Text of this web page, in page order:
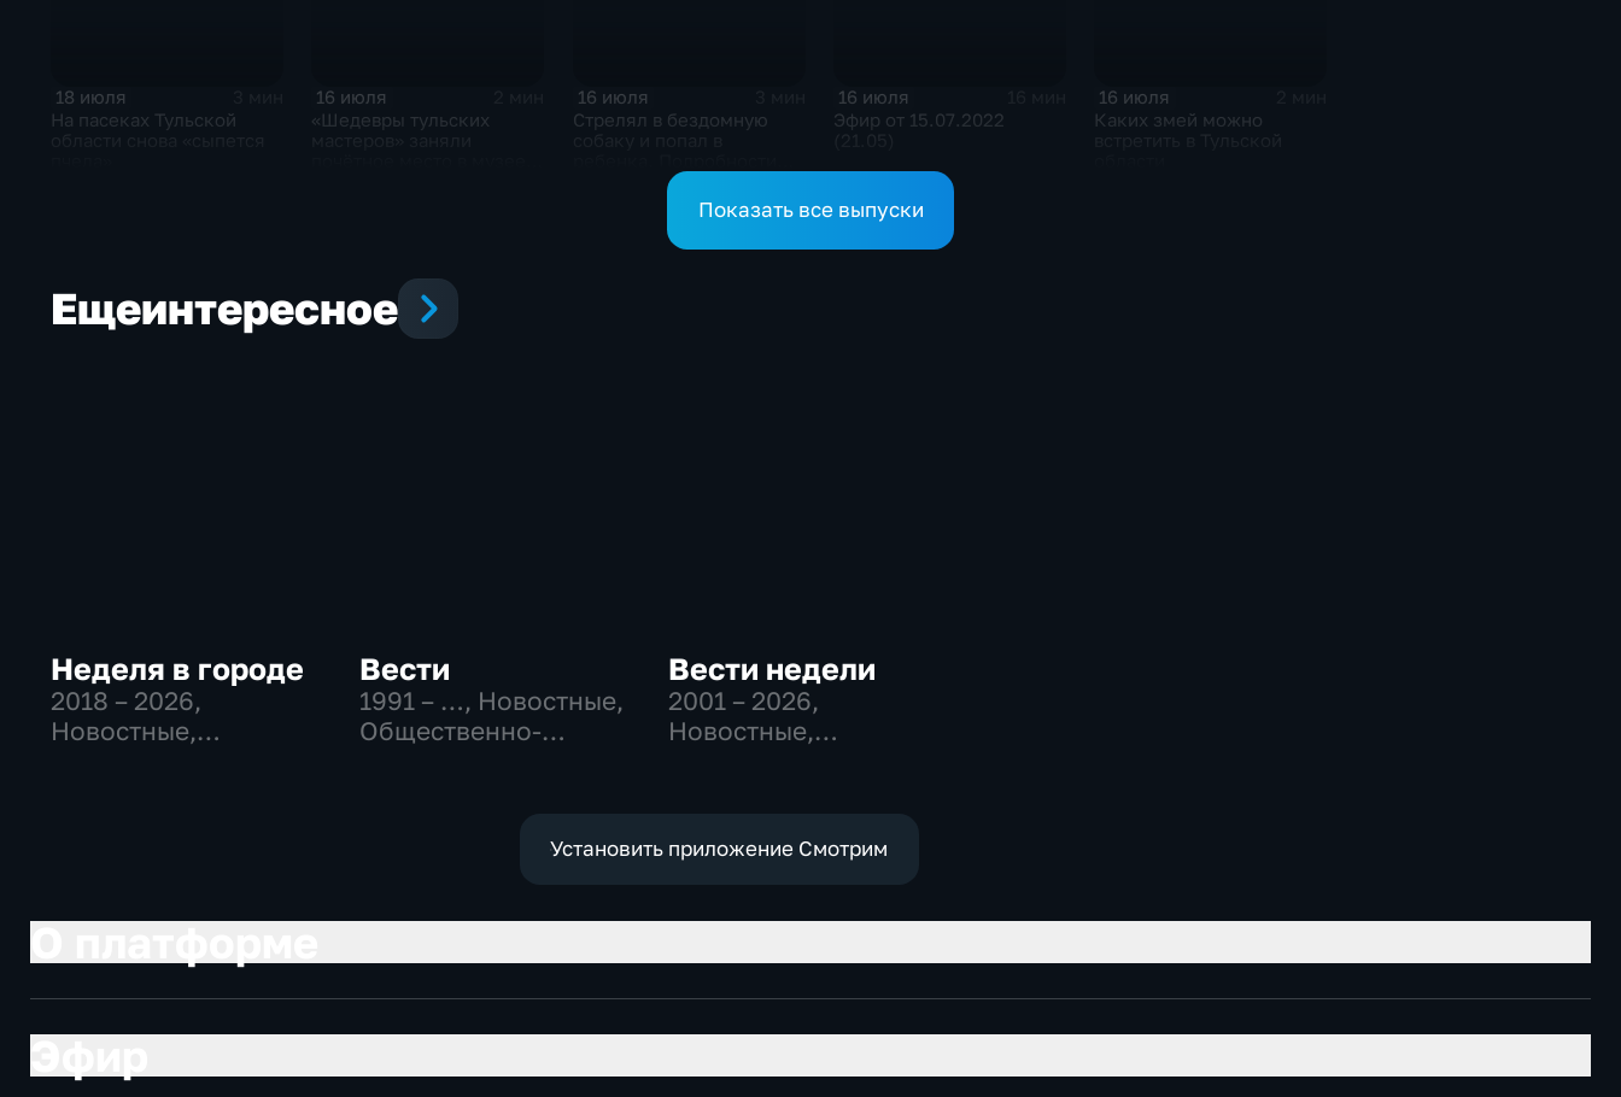
18 июля
На пасеках Тульской
16 июля
«Шедевры тульских
16 июля
Стрелял в бездомную
жуткой истории из
поселка Коммунаров
16 июля
Эфир от 15.07.2022
16 июля
Каких змей можно
Показать все выпуски
Ещеинтересное
Неделя в городе
2018 – 2026,
Новостные,
Вести
1991 – …, Новостные,
Общественно-
Вести недели
2001 – 2026,
Новостные,
Установить приложение Смотрим